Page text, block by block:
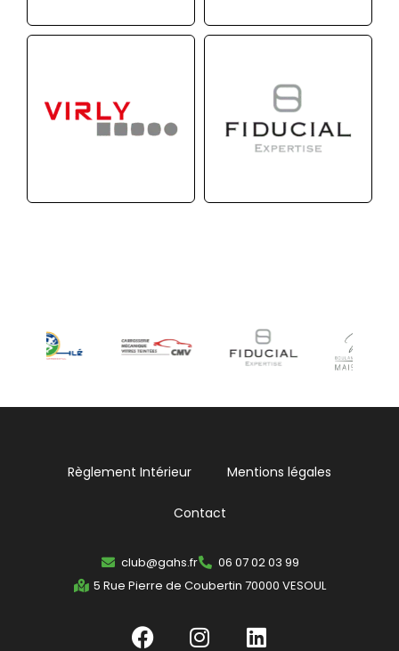
Règlement Intérieur Mentions légales
Contact
club@gahs.fr
06 07 02 03 99
5 Rue Pierre de Coubertin 70000 VESOUL